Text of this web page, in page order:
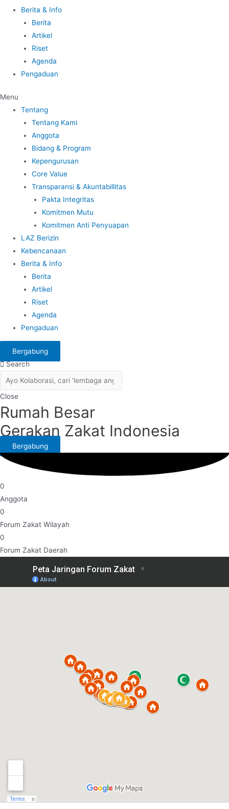
Berita & Info
Berita
Artikel
Riset
Agenda
Pengaduan
Menu
Tentang
Tentang Kami
Anggota
Bidang & Program
Kepengurusan
Core Value
Transparansi & Akuntabillitas
Pakta Integritas
Komitmen Mutu
Komitmen Anti Penyuapan
LAZ Berizin
Kebencanaan
Berita & Info
Berita
Artikel
Riset
Agenda
Pengaduan
Bergabung
Search
Close
Rumah Besar
Gerakan Zakat Indonesia
Bergabung
0
Anggota
0
Forum Zakat Wilayah
0
Forum Zakat Daerah